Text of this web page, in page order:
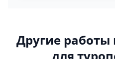
Другие работы